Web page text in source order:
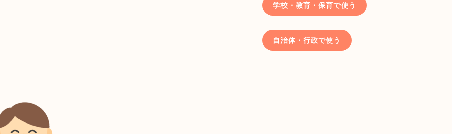
学校・教育・保育で使う
自治体・行政で使う